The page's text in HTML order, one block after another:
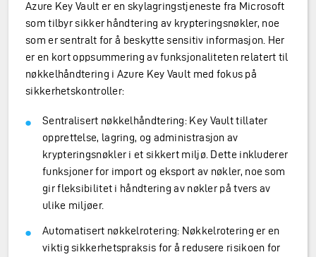
Azure Key Vault er en skylagringstjeneste fra Microsoft
som tilbyr sikker håndtering av krypteringsnøkler, noe
som er sentralt for å beskytte sensitiv informasjon. Her
er en kort oppsummering av funksjonaliteten relatert til
nøkkelhåndtering i Azure Key Vault med fokus på
sikkerhetskontroller:
Sentralisert nøkkelhåndtering: Key Vault tillater
opprettelse, lagring, og administrasjon av
krypteringsnøkler i et sikkert miljø. Dette inkluderer
funksjoner for import og eksport av nøkler, noe som
gir fleksibilitet i håndtering av nøkler på tvers av
ulike miljøer.
Automatisert nøkkelrotering: Nøkkelrotering er en
viktig sikkerhetspraksis for å redusere risikoen for